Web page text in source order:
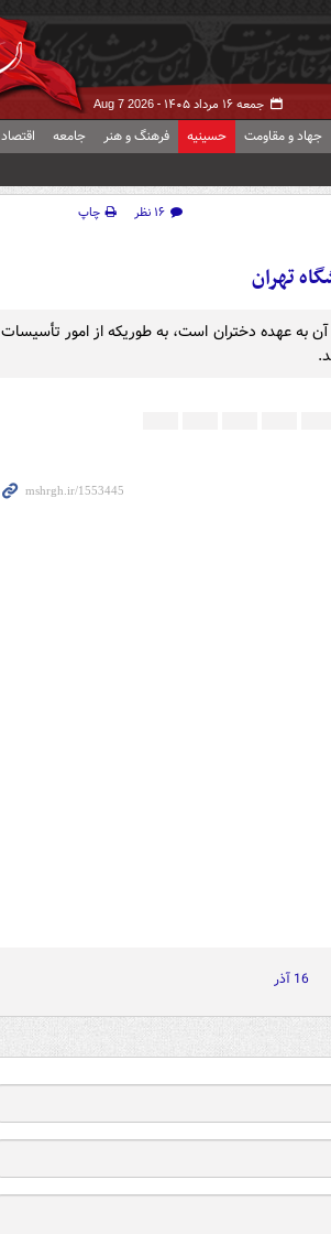
جمعه ۱۶ مرداد ۱۴۰۵ - Aug 7 2026
جهاد و مقاومت حسینیه فرهنگ و هنر جامعه اقتصاد
۱۶ نظر
چاپ
تهران
به عهده دختران است، به طوریکه از امور تأسیسات
16 آذر